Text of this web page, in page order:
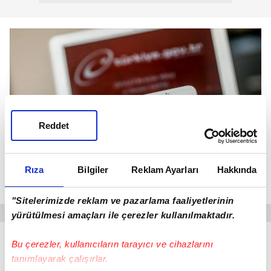
Rıza Bilgiler Reklam Ayarları Hakkında
"Sitelerimizde reklam ve pazarlama faaliyetlerinin
yürütülmesi amaçları ile çerezler kullanılmaktadır.
Bu çerezler, kullanıcıların tarayıcı ve cihazlarını
tanımlayarak çalışırlar.
Reddet
(AA)
Adım 3: İl ve İlçe Seçimi